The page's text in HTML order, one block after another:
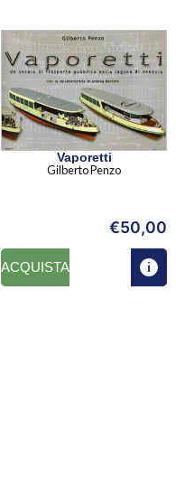
Vaporetti
Gilberto Penzo
€50,00
ACQUISTA